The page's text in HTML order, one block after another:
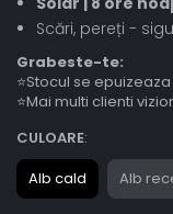
Scări, pereți -
Grabeste-te:
⭐Stocul se epuizeaza
⭐Mai multi clienti
CULOARE:
Alb cald
Alb